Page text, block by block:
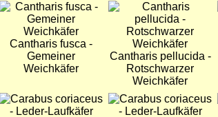
Bild
Cantharis fusca -
Gemeiner
Weichkäfer
Bild
Cantharis pellucida -
Rotschwarzer
Weichkäfer
Bild Bild